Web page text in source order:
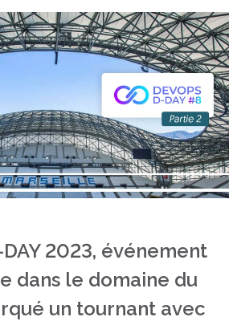
DAY 2023, événement
dans le domaine du
un tournant avec